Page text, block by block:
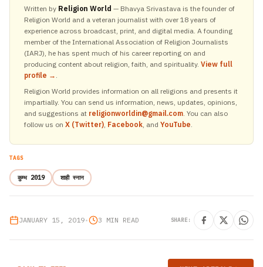
Written by Religion World — Bhavya Srivastava is the founder of
Religion World and a veteran journalist with over 18 years of
experience across broadcast, print, and digital media. A founding
member of the International Association of Religion Journalists
(IARJ), he has spent much of his career reporting on and
producing content about religion, faith, and spirituality. View full
profile → .
Religion World provides information on all religions and presents it
impartially. You can send us information, news, updates, opinions,
and suggestions at religionworldin@gmail.com. You can also
follow us on X (Twitter), Facebook, and YouTube.
TAGS
कुम्भ 2019 शाही स्नान
JANUARY 15, 2019• 3 MIN READ SHARE: